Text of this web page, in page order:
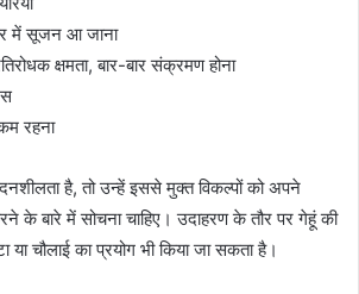
में सूजन आ जाना
क्षमता, बार-बार संक्रमण होना
रहना
है, तो उन्हें इससे मुक्त विकल्पों को अपने
के बारे में सोचना चाहिए। उदाहरण के तौर पर गेहूं की
चौलाई का प्रयोग भी किया जा सकता है।